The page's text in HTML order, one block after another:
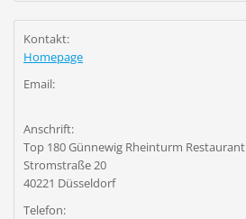
Kontakt:
Homepage
Email:
Anschrift:
Top 180 Günnewig Rheinturm Restaurant
Stromstraße 20
40221 Düsseldorf
Telefon: